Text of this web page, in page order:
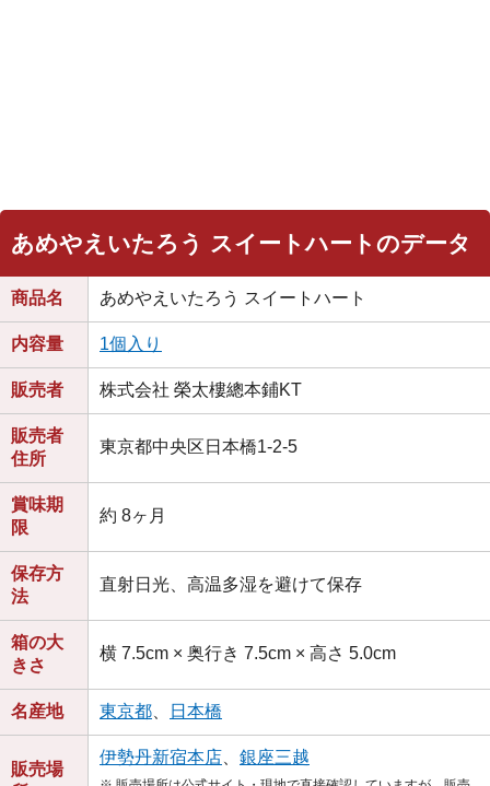
あめやえいたろう スイートハートのデータ
商品名 あめやえいたろう スイートハート
内容量 1個入り
販売者 株式会社 榮太樓總本鋪KT
販売者
住所
東京都中央区日本橋1-2-5
賞味期
限
約 8ヶ月
保存方
法
直射日光、高温多湿を避けて保存
箱の大
きさ
横 7.5cm × 奥行き 7.5cm × 高さ 5.0cm
名産地 東京都 日本橋
販売場
伊勢丹新宿本店 銀座三越